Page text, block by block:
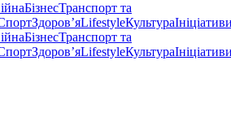
БізнесТранспорт та
ЗдоровʼяLifestyleКультура
БізнесТранспорт та
ЗдоровʼяLifestyleКультура